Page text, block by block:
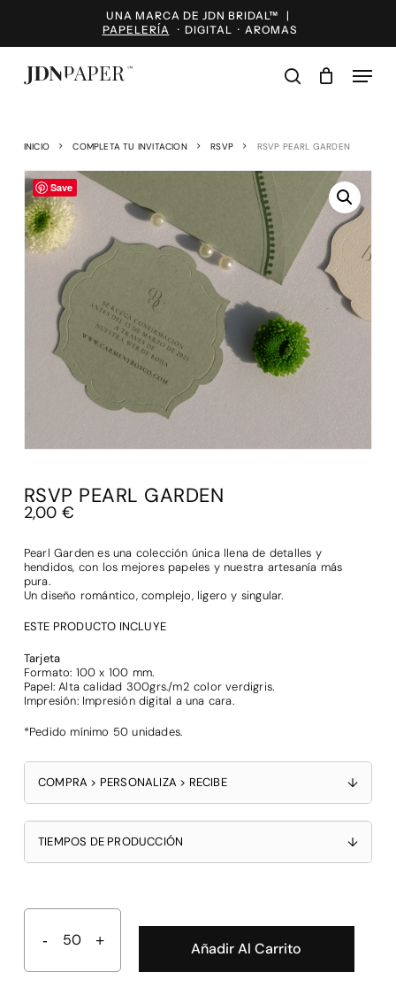
content
UNA MARCA DE JDN BRIDAL™ |
PAPELERÍA · DIGITAL · AROMAS
Menu
INICIO COMPLETA TU INVITACION RSVP RSVP PEARL GARDEN
Save
RSVP PEARL GARDEN
2,00 €
Pearl Garden es una colección única llena de detalles y
hendidos, con los mejores papeles y nuestra artesanía más
pura.
Un diseño romántico, complejo, ligero y singular.
ESTE PRODUCTO INCLUYE
Tarjeta
Formato: 100 x 100 mm.
Papel: Alta calidad 300grs./m2 color verdigris.
Impresión: Impresión digital a una cara.
*Pedido mínimo 50 unidades.
COMPRA > PERSONALIZA > RECIBE ↓
TIEMPOS DE PRODUCCIÓN ↓
Añadir Al Carrito